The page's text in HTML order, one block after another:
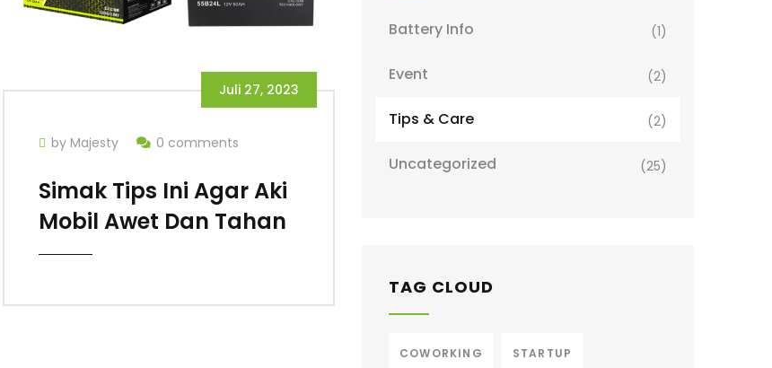
Juli 27, 2023
by Majesty 0 comments
Simak Tips Ini Agar Aki
Mobil Awet Dan Tahan
Battery Info (1)
Event (2)
Tips & Care (2)
Uncategorized (25)
TAG CLOUD
COWORKING STARTUP